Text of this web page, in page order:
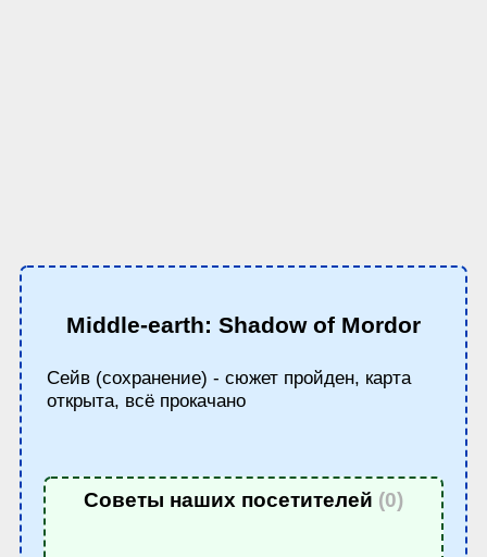
Middle-earth: Shadow of Mordor
Сейв (сохранение) - сюжет пройден, карта
открыта, всё прокачано
Советы наших посетителей (0)